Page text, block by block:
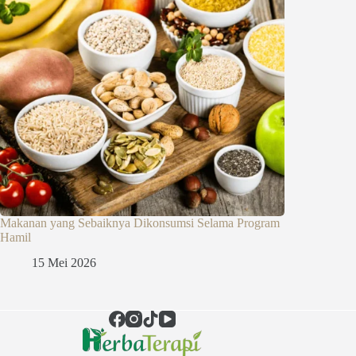
Makanan yang Sebaiknya Dikonsumsi Selama Program
Hamil
15 Mei 2026